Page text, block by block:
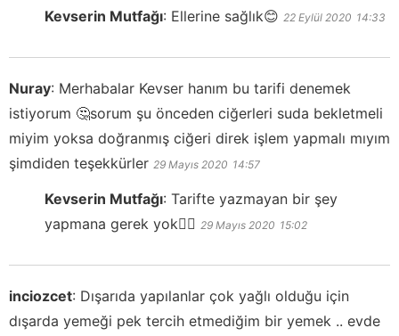
Kevserin Mutfağı: Ellerine sağlık😊 22 Eylül 2020 14:33
Nuray: Merhabalar Kevser hanım bu tarifi denemek
istiyorum 🤔sorum şu önceden ciğerleri suda bekletmeli
miyim yoksa doğranmış ciğeri direk işlem yapmalı mıyım
şimdiden teşekkürler 29 Mayıs 2020 14:57
Kevserin Mutfağı: Tarifte yazmayan bir şey
yapmana gerek yok👍🏻 29 Mayıs 2020 15:02
inciozcet: Dışarıda yapılanlar çok yağlı olduğu için
dışarda yemeği pek tercih etmediğim bir yemek .. evde